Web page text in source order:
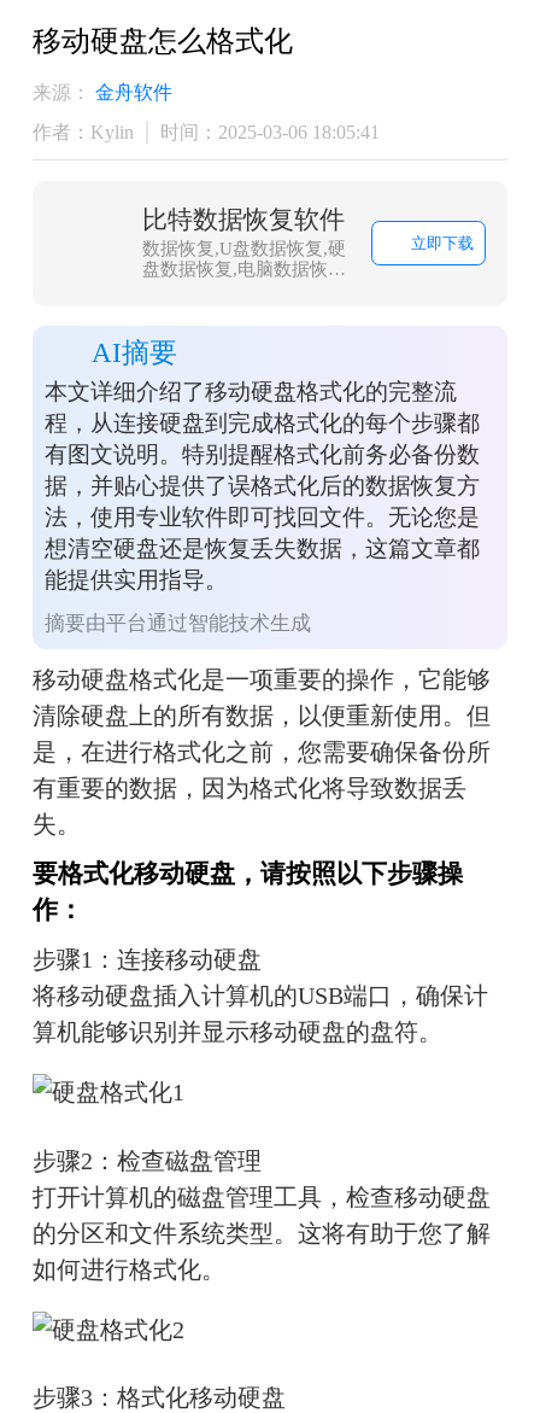
移动硬盘怎么格式化
来源：
金舟软件
作者：Kylin
时间：2025-03-06 18:05:41
比特数据恢复软件
数据恢复,U盘数据恢复,硬
盘数据恢复,电脑数据恢复,
复,照片恢复,sd卡数据恢复
立即下载
AI摘要
本文详细介绍了移动硬盘格式化的完整流
程，从连接硬盘到完成格式化的每个步骤都
有图文说明。特别提醒格式化前务必备份数
据，并贴心提供了误格式化后的数据恢复方
法，使用专业软件即可找回文件。无论您是
想清空硬盘还是恢复丢失数据，这篇文章都
能提供实用指导。
摘要由平台通过智能技术生成
移动硬盘格式化是一项重要的操作，它能够
清除硬盘上的所有数据，以便重新使用。但
是，在进行格式化之前，您需要确保备份所
有重要的数据，因为格式化将导致数据丢
失。
要格式化移动硬盘，请按照以下步骤操
作：
步骤1：连接移动硬盘
将移动硬盘插入计算机的USB端口，确保计
算机能够识别并显示移动硬盘的盘符。
步骤2：检查磁盘管理
打开计算机的磁盘管理工具，检查移动硬盘
的分区和文件系统类型。这将有助于您了解
如何进行格式化。
步骤3：格式化移动硬盘